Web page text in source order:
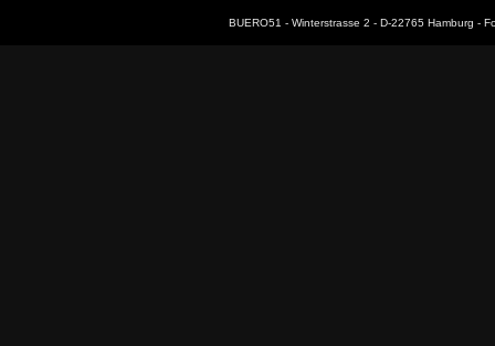
BUERO51 - Winterstrasse 2 - D-22765 Hamburg -